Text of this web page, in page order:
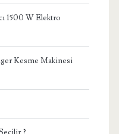
1500 W Elektro
Kesme Makinesi
?